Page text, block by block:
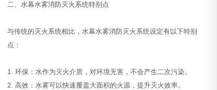
二、水幕水雾消防灭火系统特别点
与传统的灭火系统相比，水幕水雾消防灭火系统设定有以下特别
点：
1. 环保：水作为灭火介质，对环境无害，不会产生二次污染。
2. 高效：水雾可以快速覆盖大面积的火源，提升灭火效率。